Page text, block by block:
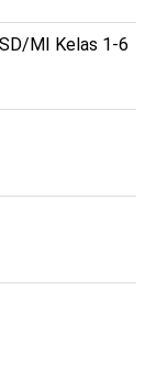
MI Kelas 1-6